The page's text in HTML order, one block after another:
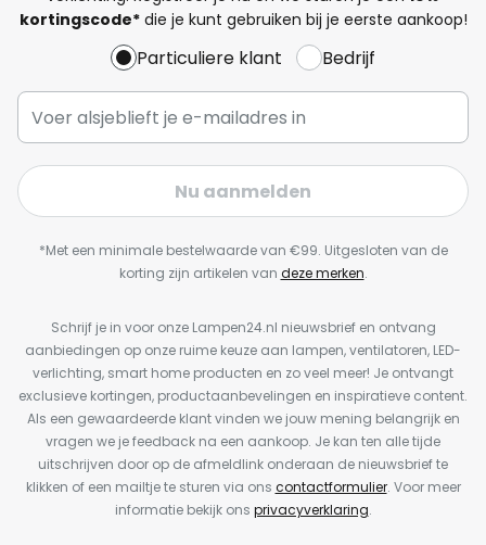
kortingscode*die je kunt gebruiken bij je eerste aankoop!
Particuliere klant Bedrijf
Nu aanmelden
*Met een minimale bestelwaarde van €99. Uitgesloten van de
korting zijn artikelen van deze merken.
Schrijf je in voor onze Lampen24.nl nieuwsbrief en ontvang
aanbiedingen op onze ruime keuze aan lampen, ventilatoren, LED-
verlichting, smart home producten en zo veel meer! Je ontvangt
exclusieve kortingen, productaanbevelingen en inspiratieve content.
Als een gewaardeerde klant vinden we jouw mening belangrijk en
vragen we je feedback na een aankoop. Je kan ten alle tijde
uitschrijven door op de afmeldlink onderaan de nieuwsbrief te
klikken of een mailtje te sturen via ons contactformulier. Voor meer
informatie bekijk ons privacyverklaring.